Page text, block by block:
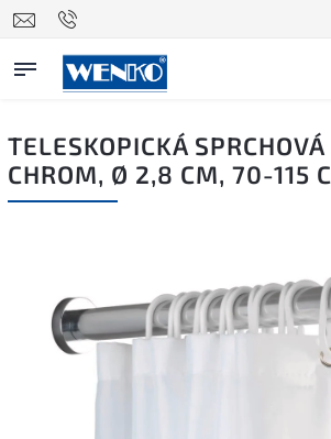
TELESKOPICKÁ
CHROM, Ø 2,8 CM, 70-115